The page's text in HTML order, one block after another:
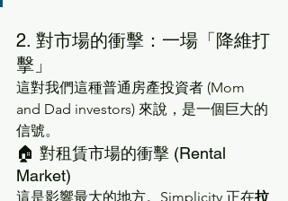
2. 對市場的衝擊：一場「降維打
擊」
這對我們這種普通房產投資者 (Mom
and Dad investors) 來說，是一個巨大的
信號。
🏠 對租賃市場的衝擊 (Rental
Market)
這是影響最大的地方。Simplicity 正在拉